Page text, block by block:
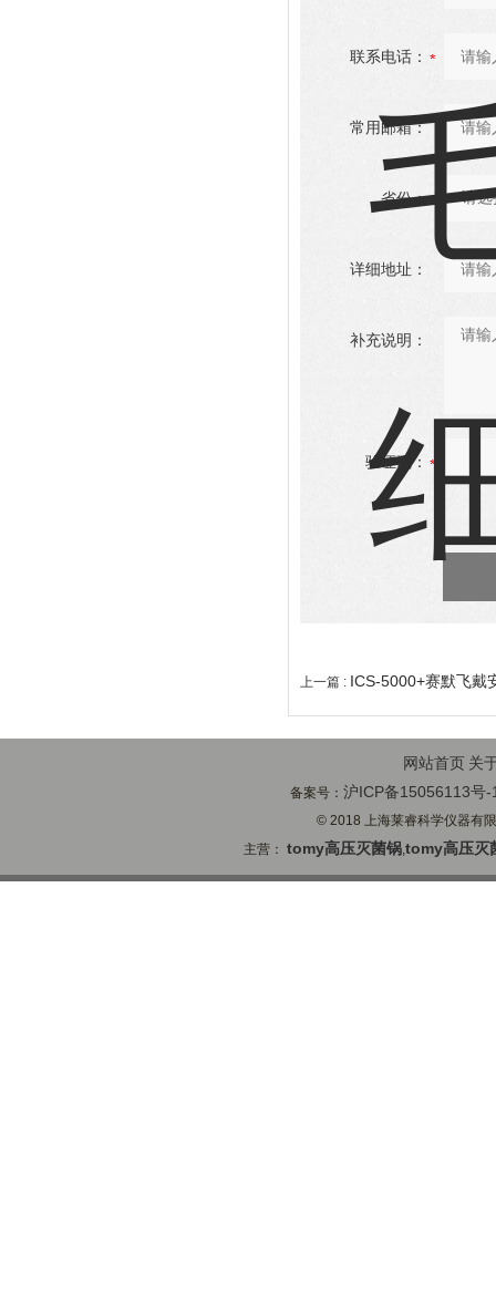
联系电话：
常用邮箱：
省份：
详细地址：
补充说明：
验证码：
上一篇 : ICS-5000+赛默飞戴
网站首页 关
备案号：沪ICP备15056113号-
© 2018 上海莱睿科学仪器有
主营：tomy高压灭菌锅,tomy高压灭